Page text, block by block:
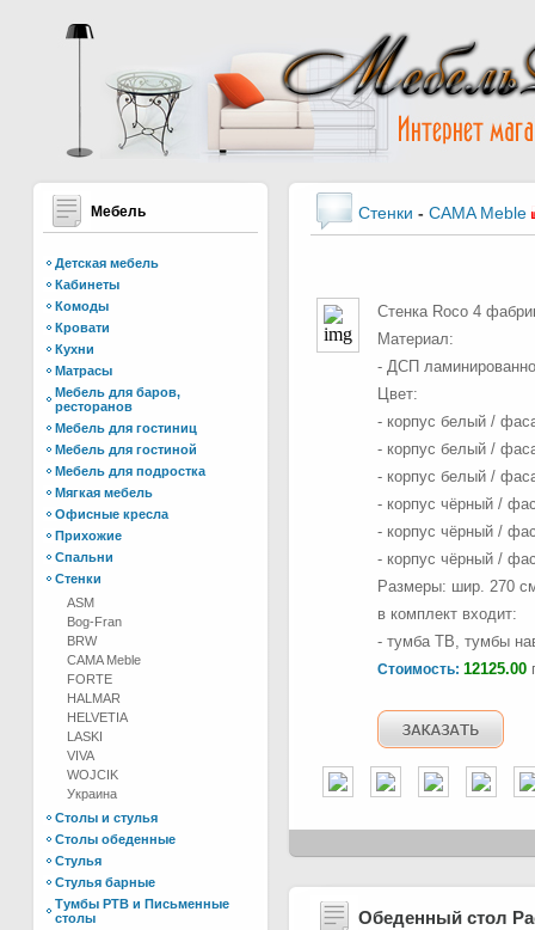
Мебель
Детская мебель
Кабинеты
Комоды
Кровати
Кухни
Матрасы
Мебель для баров,
ресторанов
Мебель для гостиниц
Мебель для гостиной
Мебель для подростка
Мягкая мебель
Офисные кресла
Прихожие
Спальни
Стенки
ASM
Bog-Fran
BRW
CAMA Meble
FORTE
HALMAR
HELVETIA
LASKI
VIVA
WOJCIK
Украина
Столы и стулья
Столы обеденные
Стулья
Стулья барные
Тумбы РТВ и Письменные
столы
Стенки - CAMA Meble
Стенка Roco 4
Материал:
- ДСП
Цвет:
- корпус белый /
- корпус белый /
- корпус белый /
- корпус чёрный /
- корпус чёрный /
- корпус чёрный /
Размеры: шир. 270
в комплект входит:
- тумба ТВ, тумбы
Стоимость: 12125.00
Обеденный стол